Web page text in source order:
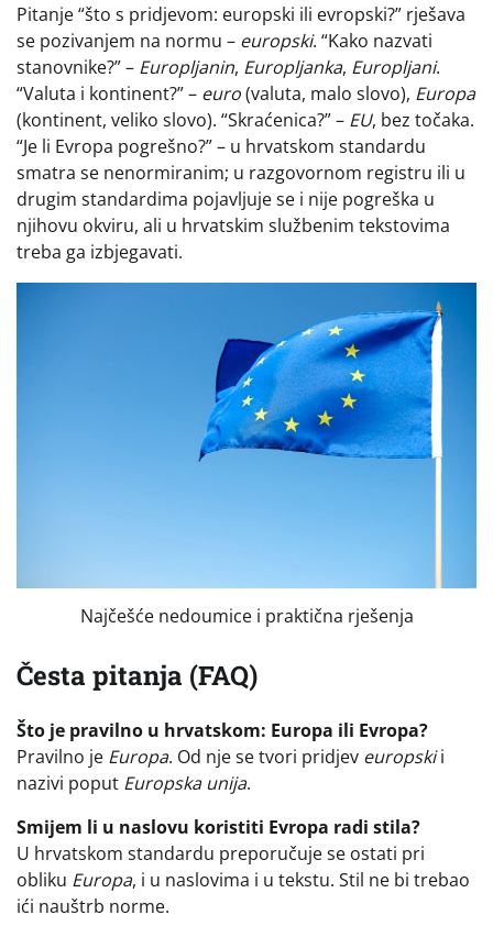
Pitanje “što s pridjevom: europski ili evropski?” rješava
se pozivanjem na normu – europski. “Kako nazvati
stanovnike?” – Europljanin, Europljanka, Europljani.
“Valuta i kontinent?” – euro(valuta, malo slovo), Europa
(kontinent, veliko slovo). “Skraćenica?” – EU, bez točaka.
“Je li Evropa pogrešno?” – u hrvatskom standardu
smatra se nenormiranim; u razgovornom registru ili u
drugim standardima pojavljuje se i nije pogreška u
njihovu okviru, ali u hrvatskim službenim tekstovima
treba ga izbjegavati.
Najčešće nedoumice i praktična rješenja
Česta pitanja (FAQ)
Što je pravilno u hrvatskom: Europa ili Evropa?
Pravilno je Europa. Od nje se tvori pridjev europskii
nazivi poput Europska unija.
Smijem li u naslovu koristiti Evropa radi stila?
U hrvatskom standardu preporučuje se ostati pri
obliku Europa, i u naslovima i u tekstu. Stil ne bi trebao
ići nauštrb norme.